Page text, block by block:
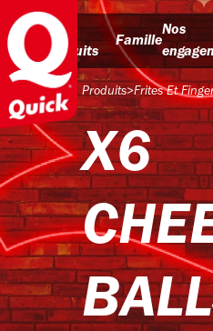
Nos
produits
Famille
Nos
Produits>Frites Et
X6